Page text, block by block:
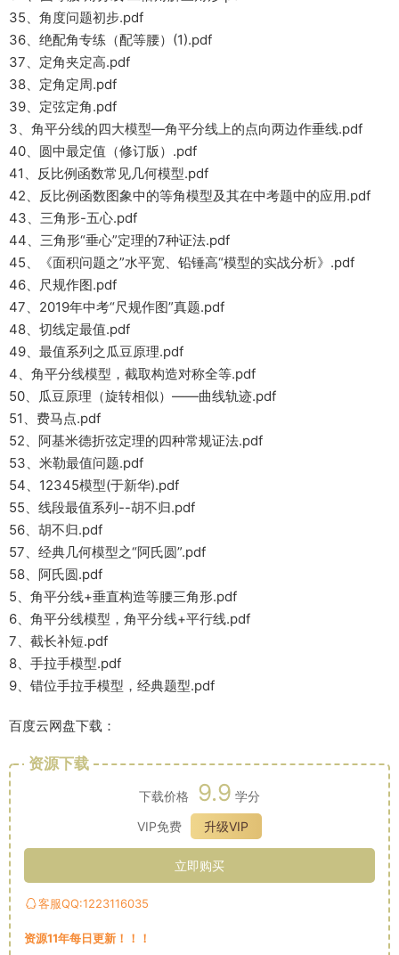
35、角度问题初步.pdf
36、绝配角专练（配等腰）(1).pdf
37、定角夹定高.pdf
38、定角定周.pdf
39、定弦定角.pdf
3、角平分线的四大模型—角平分线上的点向两边作垂线.pdf
40、圆中最定值（修订版）.pdf
41、反比例函数常见几何模型.pdf
42、反比例函数图象中的等角模型及其在中考题中的应用.pdf
43、三角形-五心.pdf
44、三角形“垂心”定理的7种证法.pdf
45、《面积问题之”水平宽、铅锤高“模型的实战分析》.pdf
46、尺规作图.pdf
47、2019年中考“尺规作图”真题.pdf
48、切线定最值.pdf
49、最值系列之瓜豆原理.pdf
4、角平分线模型，截取构造对称全等.pdf
50、瓜豆原理（旋转相似）——曲线轨迹.pdf
51、费马点.pdf
52、阿基米德折弦定理的四种常规证法.pdf
53、米勒最值问题.pdf
54、12345模型(于新华).pdf
55、线段最值系列--胡不归.pdf
56、胡不归.pdf
57、经典几何模型之“阿氏圆”.pdf
58、阿氏圆.pdf
5、角平分线+垂直构造等腰三角形.pdf
6、角平分线模型，角平分线+平行线.pdf
7、截长补短.pdf
8、手拉手模型.pdf
9、错位手拉手模型，经典题型.pdf
百度云网盘下载：
资源下载
下载价格 9.9 学分
VIP免费
升级VIP
立即购买
客服QQ:1223116035
资源11年每日更新！！！